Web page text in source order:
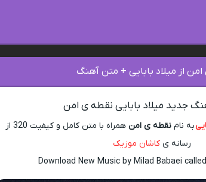
از میلاد بابایی + متن آهنگ
جدید میلاد بابایی نقطه ی امن
به نامنقطه ی امن
همراه با متن کامل و کیفیت 320 از
رسانه ی کاشان موزیک
Download New Music by Milad Babaei